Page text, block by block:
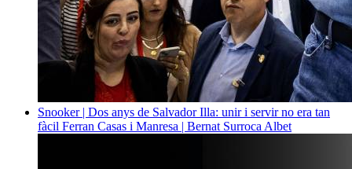
Snooker | Dos anys de Salvador Illa: unir i servir no era tan
fàcil Ferran Casas i Manresa | Bernat Surroca Albet